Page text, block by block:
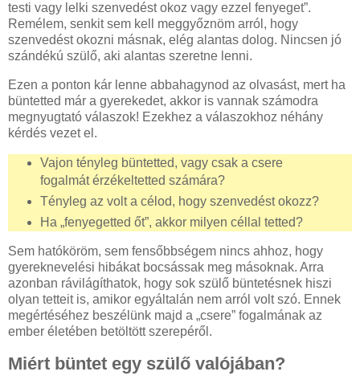
testi vagy lelki szenvedést okoz vagy ezzel fenyeget”.
Remélem, senkit sem kell meggyőznöm arról, hogy
szenvedést okozni másnak, elég alantas dolog. Nincsen jó
szándékú szülő, aki alantas szeretne lenni.
Ezen a ponton kár lenne abbahagynod az olvasást, mert ha
büntetted már a gyerekedet, akkor is vannak számodra
megnyugtató válaszok! Ezekhez a válaszokhoz néhány
kérdés vezet el.
Vajon tényleg büntetted, vagy csak a csere
fogalmát érzékeltetted számára?
Tényleg az volt a célod, hogy szenvedést okozz?
Ha „fenyegetted őt”, akkor milyen céllal tetted?
Sem hatóköröm, sem fensőbbségem nincs ahhoz, hogy
gyereknevelési hibákat bocsássak meg másoknak. Arra
azonban rávilágíthatok, hogy sok szülő büntetésnek hiszi
olyan tetteit is, amikor egyáltalán nem arról volt szó. Ennek
megértéséhez beszélünk majd a „csere” fogalmának az
ember életében betöltött szerepéről.
Miért büntet egy szülő valójában?